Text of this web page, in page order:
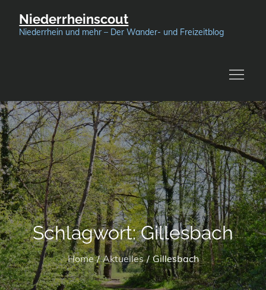
Niederrheinscout
Niederrhein und mehr – Der Wander- und Freizeitblog
Schlagwort:Gillesbach
Home Aktuelles Gillesbach